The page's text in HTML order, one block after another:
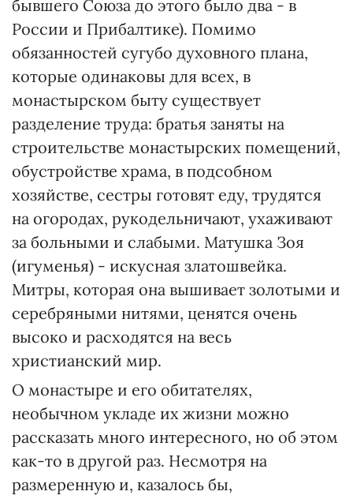
бывшего Союза до этого было два - в
России и Прибалтике). Помимо
обязанностей сугубо духовного плана,
которые одинаковы для всех, в
монастырском быту существует
разделение труда: братья заняты на
строительстве монастырских помещений,
обустройстве храма, в подсобном
хозяйстве, сестры готовят еду, трудятся
на огородах, рукодельничают, ухаживают
за больными и слабыми. Матушка Зоя
(игуменья) - искусная златошвейка.
Митры, которая она вышивает золотыми и
серебряными нитями, ценятся очень
высоко и расходятся на весь
христианский мир.
О монастыре и его обитателях,
необычном укладе их жизни можно
рассказать много интересного, но об этом
как-то в другой раз. Несмотря на
размеренную и, казалось бы,